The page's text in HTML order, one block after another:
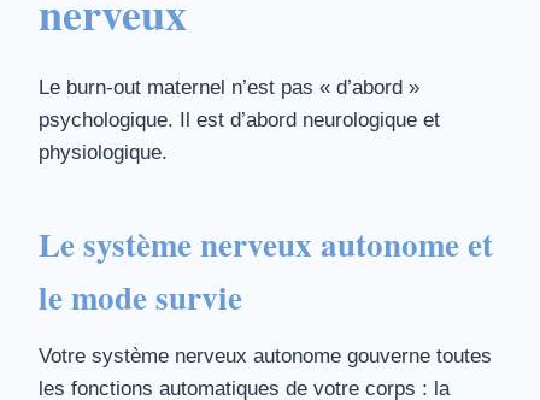
nerveux
Le burn-out maternel n’est pas « d’abord »
psychologique. Il est d’abord neurologique et
physiologique.
Le système nerveux autonome et
le mode survie
Votre système nerveux autonome gouverne toutes
les fonctions automatiques de votre corps : la